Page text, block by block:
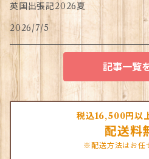
英国出張記2026夏
2026/7/5
記事一覧
税込16,500円以
配送料
※配送方法はお任